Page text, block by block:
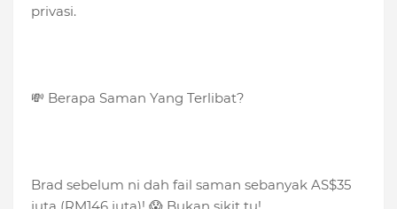
privasi.
💸 Berapa Saman Yang Terlibat?
Brad sebelum ni dah fail saman sebanyak AS$35